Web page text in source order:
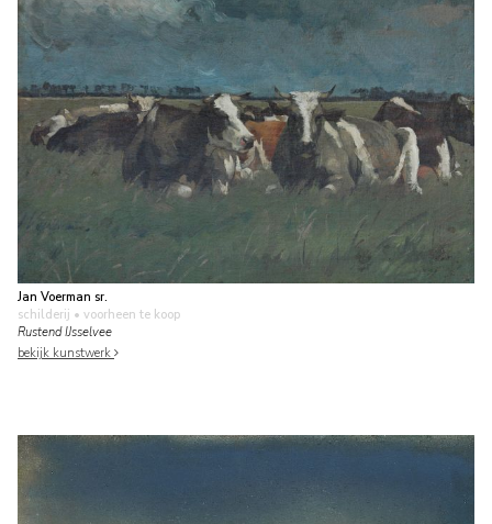
Jan Voerman sr.
schilderij • voorheen te koop
Rustend IJsselvee
bekijk kunstwerk